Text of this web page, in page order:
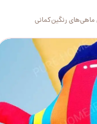
رنگین‌کمانی